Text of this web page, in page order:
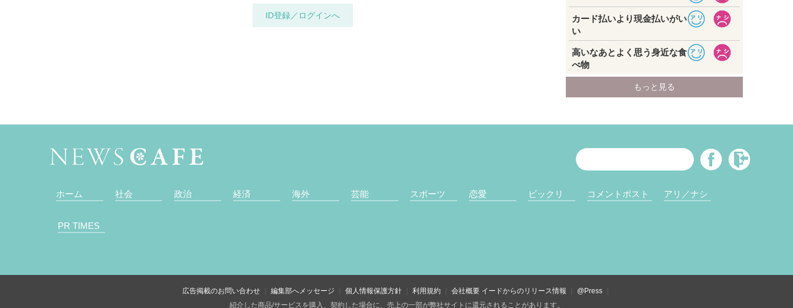
ホーム 社会 政治 経済 海外 芸能 スポーツ 恋愛 ビックリ コメントポスト アリ／ナシ
PR TIMES
広告掲載のお問い合わせ 編集部へメッセージ 個人情報保護方針 利用規約 会社概要 イードからのリリース情報
@Press
紹介した商品/サービスを購入、契約した場合に、売上の一部が弊社サイトに還元されることがあります。